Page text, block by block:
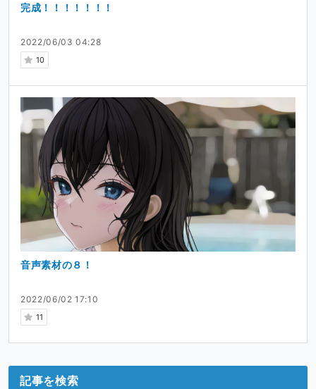
2022/06/03 04:28
10
完成！！！！！！！
2022/06/02 17:10
11
音声素材の８！
記事を検索